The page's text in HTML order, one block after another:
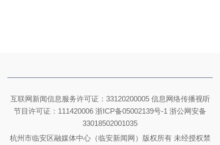
互联网新闻信息服务许可证：33120200005 信息网络传播视听
节目许可证：111420006 浙ICP备05002139号-1 浙公网安备
33018502001035
杭州市临安区融媒体中心（临安新闻网）版权所有 未经授权禁